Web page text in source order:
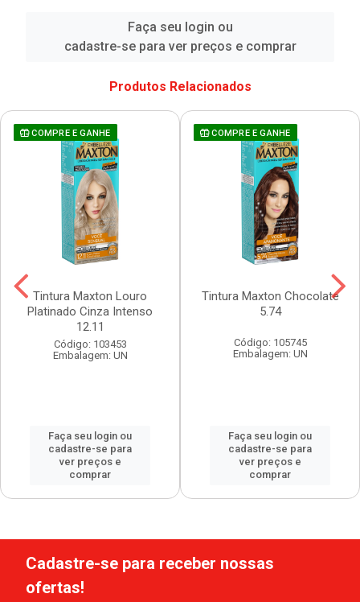
Faça seu login ou
cadastre-se para ver preços e comprar
Produtos Relacionados
COMPRE E GANHE
Tintura Maxton Louro
Platinado Cinza Intenso
12.11
Código: 103453
Embalagem: UN
Faça seu login ou
cadastre-se para
ver preços e
comprar
COMPRE E GANHE
Tintura Maxton Chocolate
5.74
Código: 105745
Embalagem: UN
Faça seu login ou
cadastre-se para
ver preços e
comprar
Cadastre-se para receber nossas
ofertas!